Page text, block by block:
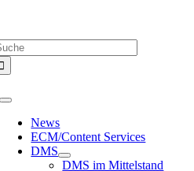
springen
Toggle
Navigation
News
ECM/Content Services
DMS
DMS im Mittelstand